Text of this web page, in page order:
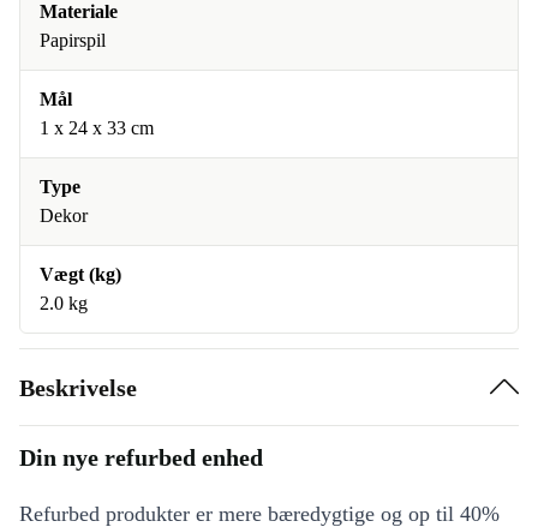
Materiale
Papirspil
Mål
1 x 24 x 33 cm
Type
Dekor
Vægt (kg)
2.0 kg
Beskrivelse
Din nye refurbed enhed
Refurbed produkter er mere bæredygtige og op til 40%